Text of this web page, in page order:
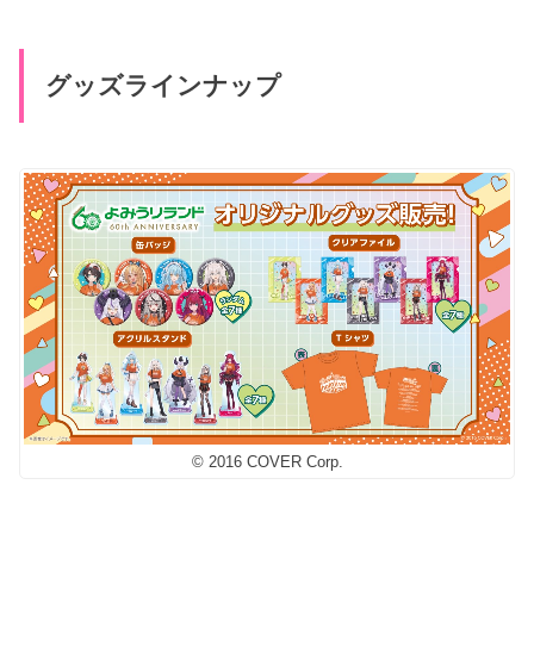
グッズラインナップ
© 2016 COVER Corp.